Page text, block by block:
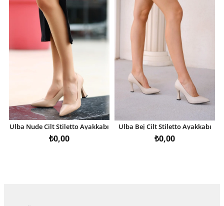
Ulba Nude Cilt Stiletto Ayakkabı
₺0,00
Ulba Bej Cilt Stiletto Ayakkabı
₺0,00